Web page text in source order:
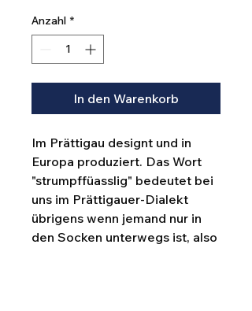
Anzahl *
In den Warenkorb
Im Prättigau designt und in
Europa produziert. Das Wort
"strumpffüasslig" bedeutet bei
uns im Prättigauer-Dialekt
übrigens wenn jemand nur in
den Socken unterwegs ist, also